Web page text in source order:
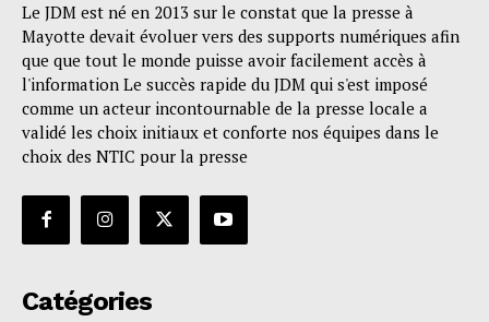
Le JDM est né en 2013 sur le constat que la presse à
Mayotte devait évoluer vers des supports numériques afin
que que tout le monde puisse avoir facilement accès à
l'information Le succès rapide du JDM qui s'est imposé
comme un acteur incontournable de la presse locale a
validé les choix initiaux et conforte nos équipes dans le
choix des NTIC pour la presse
Catégories